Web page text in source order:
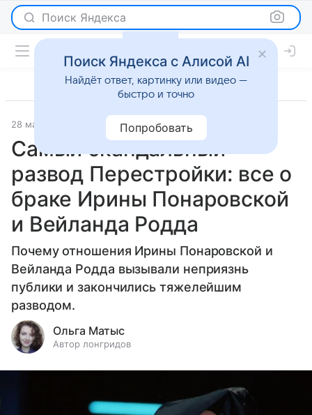
Поиск Яндекса
28 мая 2025 Светская жизнь
Самый скандальный
развод Перестройки: все о
браке Ирины Понаровской
и Вейланда Родда
Почему отношения Ирины Понаровской и
Вейланда Родда вызывали неприязнь
публики и закончились тяжелейшим
разводом.
Ольга Матыс
Автор лонгридов
Поиск Яндекса с Алисой AI
Найдёт ответ, картинку или видео —
быстро и точно
Попробовать